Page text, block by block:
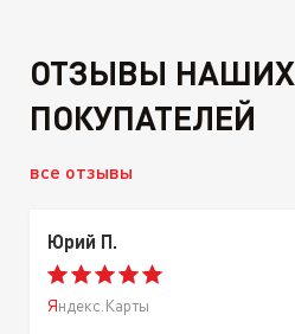
ОТЗЫВЫ НАШИХ
ПОКУПАТЕЛЕЙ
все отзывы
Юрий П.
Яндекс.Карты